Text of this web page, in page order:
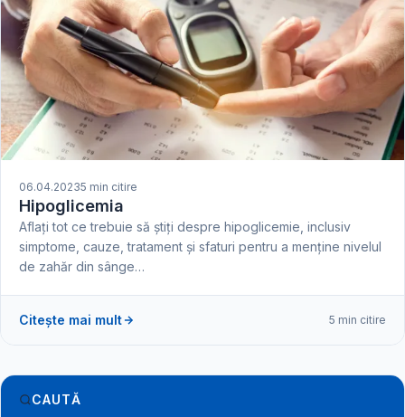
06.04.20235 min citire
Hipoglicemia
Aflați tot ce trebuie să știți despre hipoglicemie, inclusiv
simptome, cauze, tratament și sfaturi pentru a menține nivelul
de zahăr din sânge…
Citește mai mult 5 min citire
CAUTĂ